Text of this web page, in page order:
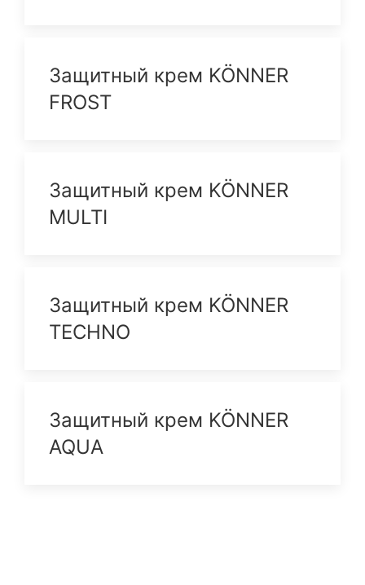
Защитный крем KÖNNER
FROST
Защитный крем KÖNNER
MULTI
Защитный крем KÖNNER
TECHNO
Защитный крем KÖNNER
AQUA